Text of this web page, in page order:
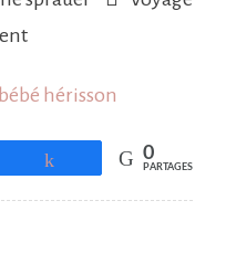
on
les
hérissons
hérisson
Partagez 0
PARTAGES